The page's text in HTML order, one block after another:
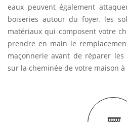
eaux peuvent également
boiseries autour du foyer, les
matériaux qui composent votre
prendre en main le
maçonnerie avant de réparer les
sur la cheminée de votre maison